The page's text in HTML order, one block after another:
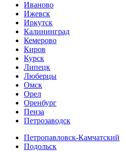
Иваново
Ижевск
Иркутск
Калининград
Кемерово
Киров
Курск
Липецк
Люберцы
Омск
Орел
Оренбург
Пенза
Петрозаводск
Петропавловск-Камчатский
Подольск